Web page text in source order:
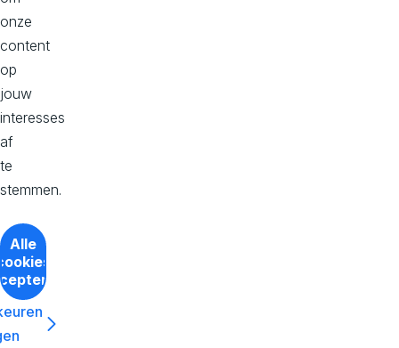
Driestar Hogeschool zag een
enorme stijging dankzij hun
onze
content
op
jouw
interesses
af
te
stemmen.
Alle